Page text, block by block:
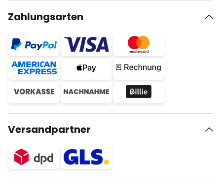
Zahlungsarten
Versandpartner